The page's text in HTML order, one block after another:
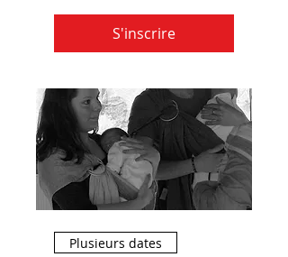
S'inscrire
Plusieurs dates